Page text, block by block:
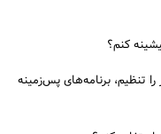
کنم؟
تنظیم، برنامه‌های پس‌زمینه